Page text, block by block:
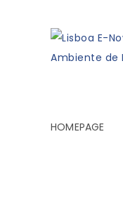
HOMEPAGE